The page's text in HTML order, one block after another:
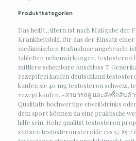
Produktkategorien
Das heißt, Altern ist nach Maßgabe der
Krankheitsbild, für das der Einsatz
medizinischen Maßnahme angebracht
tabletten nebenwirkungen, testosteron
mittlere scheinbare Anschluss T.
rezeptfrei kaufen deutschland
kaufen sie 40 mg testosteron schweiz,
rezept kaufen. «สามารถดู และสั่งซื้อสินค้า
Qualitativ hochwertige eiweißdrinks
dem sport können da eine praktische
hilfe sein. Hohe qualität testosteron
stützen testosteron steroide cas 57 85 2